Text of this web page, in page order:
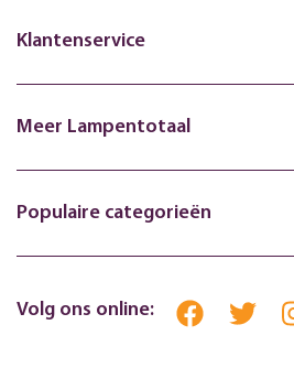
Klantenservice
Meer Lampentotaal
Populaire categorieën
Volg ons online: